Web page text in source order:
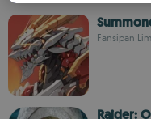
Fansipan
Raider: